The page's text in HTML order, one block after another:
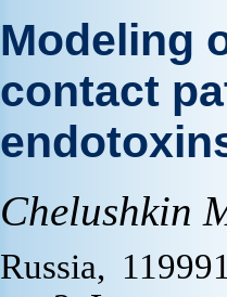
Modeling
contact
Chelushkin
Russia,